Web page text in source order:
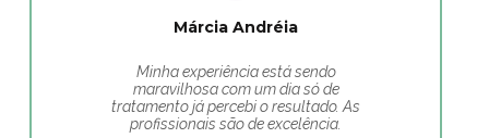
Márcia Andréia
Minha experiência está sendo
maravilhosa com um dia só de
tratamento já percebi o resultado. As
profissionais são de excelência.